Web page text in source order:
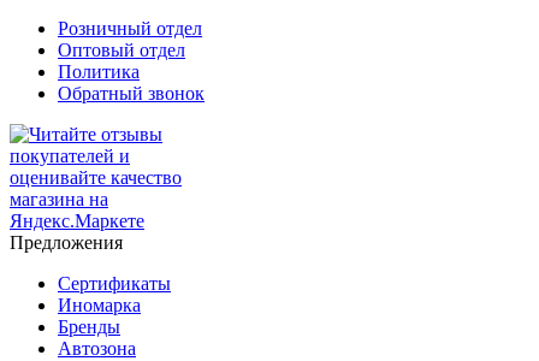
Розничный отдел
Оптовый отдел
Политика
Обратный звонок
Предложения
Сертификаты
Иномарка
Бренды
Автозона